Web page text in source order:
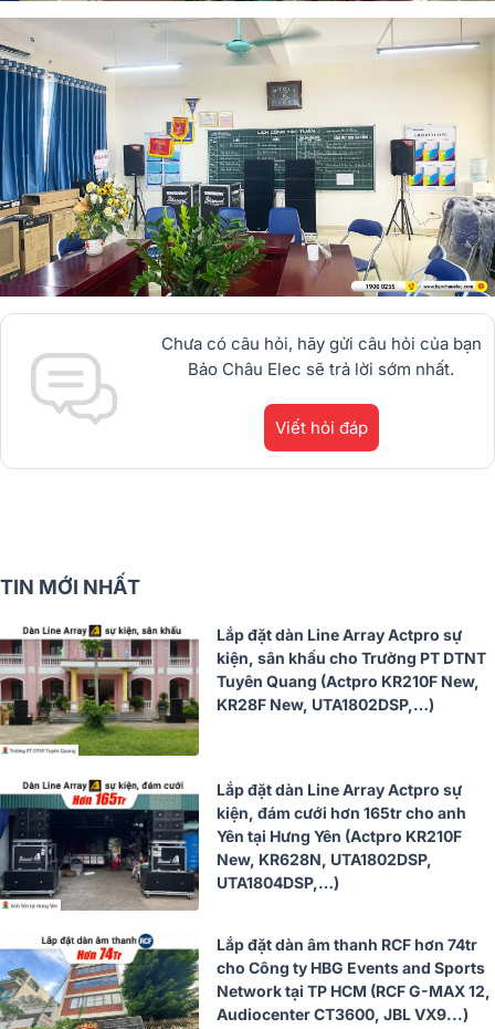
Chưa có câu hỏi, hãy gửi câu hỏi của bạn
Bảo Châu Elec sẽ trả lời sớm nhất.
Viết hỏi đáp
TIN MỚI NHẤT
Lắp đặt dàn Line Array Actpro sự
kiện, sân khấu cho Trường PT DTNT
Tuyên Quang (Actpro KR210F New,
KR28F New, UTA1802DSP,…)
Lắp đặt dàn Line Array Actpro sự
kiện, đám cưới hơn 165tr cho anh
Yên tại Hưng Yên (Actpro KR210F
New, KR628N, UTA1802DSP,
UTA1804DSP,…)
Lắp đặt dàn âm thanh RCF hơn 74tr
cho Công ty HBG Events and Sports
Network tại TP HCM (RCF G-MAX 12,
Audiocenter CT3600, JBL VX9...)